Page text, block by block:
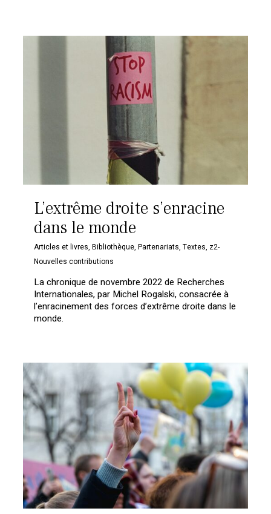
L’extrême droite s’enracine
dans le monde
Articles et livres,Bibliothèque,Partenariats,Textes, z2-
Nouvelles contributions
La chronique de novembre 2022 de Recherches
Internationales, par Michel Rogalski, consacrée à
l’enracinement des forces d’extrême droite dans le
monde.